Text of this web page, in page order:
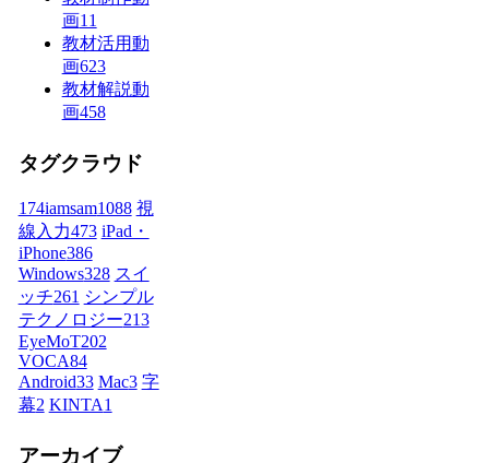
画11
教材活用動
画623
教材解説動
画458
タグクラウド
174iamsam1088 視
線入力473 iPad・
iPhone386
Windows328 スイ
ッチ261 シンプル
テクノロジー213
EyeMoT202
VOCA84
Android33 Mac3 字
幕2 KINTA1
アーカイブ